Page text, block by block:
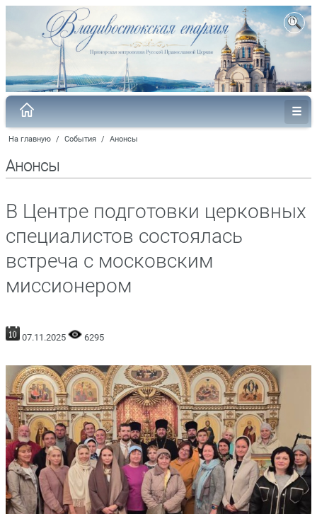
На главную / События / Анонсы
Анонсы
В Центре подготовки церковных
специалистов состоялась
встреча с московским
миссионером
07.11.2025 6295